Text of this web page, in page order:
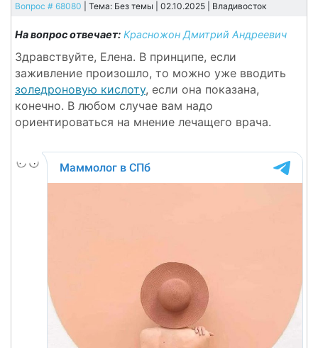
Вопрос # 68080 | Тема: Без темы | 02.10.2025 | Владивосток
На вопрос отвечает: Красножон Дмитрий Андреевич
Здравствуйте, Елена. В принципе, если
заживление произошло, то можно уже вводить
золедроновую кислоту, если она показана,
конечно. В любом случае вам надо
ориентироваться на мнение лечащего врача.